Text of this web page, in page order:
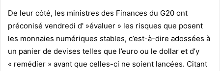
De leur côté, les ministres des Finances du G20 ont
préconisé vendredi d' »évaluer » les risques que posent
les monnaies numériques stables, c’est-à-dire adossées à
un panier de devises telles que l’euro ou le dollar et d’y
« remédier » avant que celles-ci ne soient lancées. Citant